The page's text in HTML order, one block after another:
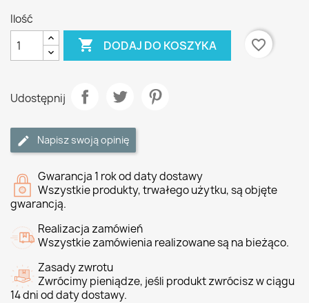
Ilość
 DODAJ DO KOSZYKA favorite_border
Udostępnij
Napisz swoją opinię
Gwarancja 1 rok od daty dostawy
Wszystkie produkty, trwałego użytku, są objęte
gwarancją.
Realizacja zamówień
Wszystkie zamówienia realizowane są na bieżąco.
Zasady zwrotu
Zwrócimy pieniądze, jeśli produkt zwrócisz w ciągu
14 dni od daty dostawy.